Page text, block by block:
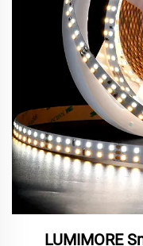
LUMIMORE